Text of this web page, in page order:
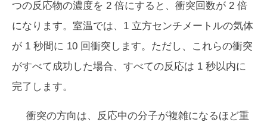
つの反応物の濃度を 2 倍にすると、衝突回数が 2 倍
になります。室温では、1 立方センチメートルの気体
が 1 秒間に 10 回衝突します。ただし、これらの衝突
がすべて成功した場合、すべての反応は 1 秒以内に
完了します。
衝突の方向は、反応中の分子が複雑になるほど重